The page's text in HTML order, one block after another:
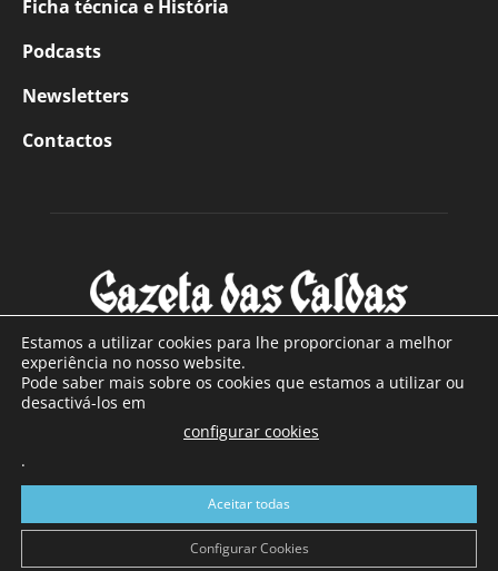
Ficha técnica e História
Podcasts
Newsletters
Contactos
SOBRE NÓS
Com sede nas Caldas da Rainha e mais de 90 anos de
a sul de distrito de Leiria, com mais de 40.000 leitores por
toda a região Oeste. Jornal com distribuição em Portugal
Continental e assinatura online.
Estamos a utilizar cookies para lhe proporcionar a melhor
experiência no nosso website.
Pode saber mais sobre os cookies que estamos a utilizar ou
desactivá-los em
configurar cookies
.
Aceitar todas
Configurar Cookies